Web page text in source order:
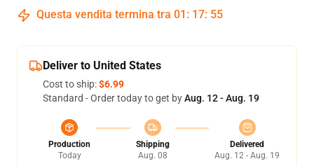
Questa vendita termina tra 01 : 17: 54
Deliver to United States
Cost to ship:$6.99
Standard - Order today to get byAug. 12 - Aug. 19
Production
Today
Shipping
Aug. 08
Delivered
Aug. 12 - Aug. 19